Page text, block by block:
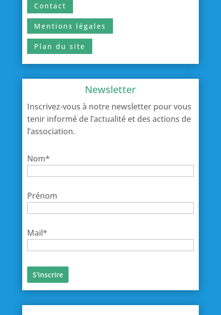
Contact
Mentions légales
Plan du site
Newsletter
Inscrivez-vous à notre newsletter pour vous
tenir informé de l’actualité et des actions de
l’association.
Nom*
Prénom
Mail*